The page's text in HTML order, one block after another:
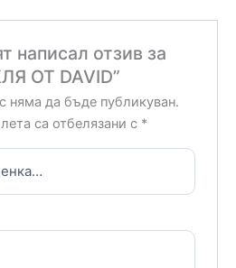
написал отзив за
ОТ DAVID”
няма да бъде публикуван.
са отбелязани с *